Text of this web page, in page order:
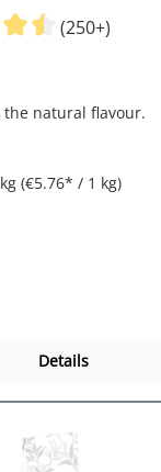
(250+)
natural flavour.
(€5.76* / 1 kg)
Details